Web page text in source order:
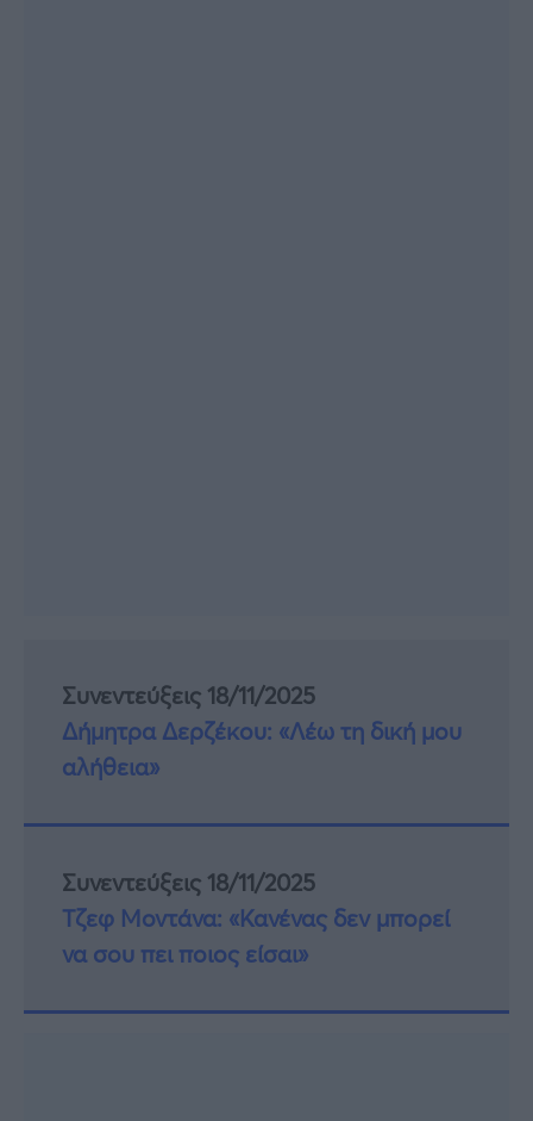
Συνεντεύξεις 18/11/2025
Δήμητρα Δερζέκου: «Λέω τη δική μου
αλήθεια»
Συνεντεύξεις 18/11/2025
Τζεφ Μοντάνα: «Κανένας δεν μπορεί
να σου πει ποιος είσαι»